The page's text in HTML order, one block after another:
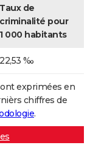
Taux de
criminalité pour
1 000 habitants
22,53 ‰
exprimées en
chiffres de
.